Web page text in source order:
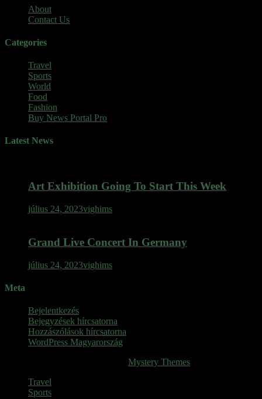
About
Contact Us
Categories
Travel
Sports
World
Food
Fashion
Buy News Portal Pro
Latest News
Art Exhibition Going To Start This Week
július 24, 2023vighims
Grand Live Concert In Germany
július 24, 2023vighims
Meta
Bejelentkezés
Bejegyzések hírcsatorna
Hozzászólások hírcsatorna
WordPress Magyarország
Mystery Themes
Travel
Sports